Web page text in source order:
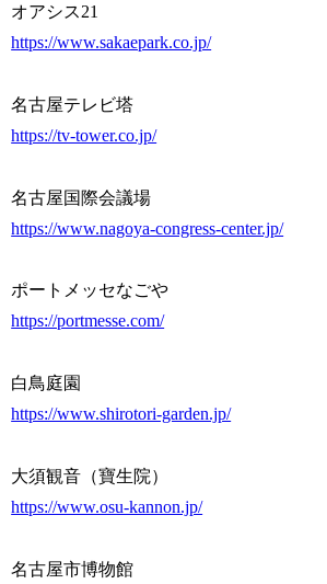
オアシス21
https://www.sakaepark.co.jp/
名古屋テレビ塔
https://tv-tower.co.jp/
名古屋国際会議場
https://www.nagoya-congress-center.jp/
ポートメッセなごや
https://portmesse.com/
白鳥庭園
https://www.shirotori-garden.jp/
大須観音（寶生院）
https://www.osu-kannon.jp/
名古屋市博物館